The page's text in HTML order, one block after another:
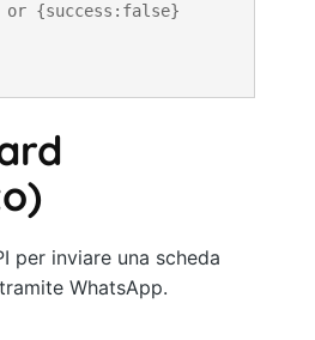
or {success:false}
per inviare una scheda
WhatsApp.